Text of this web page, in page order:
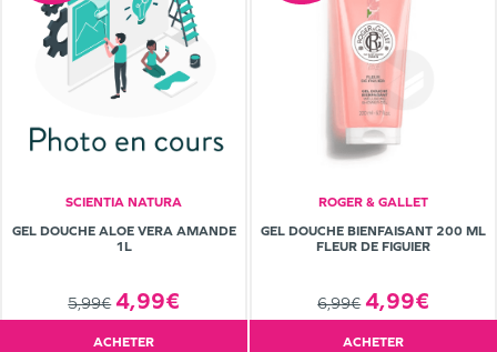
SCIENTIA NATURA
GEL DOUCHE ALOE VERA AMANDE
1L
5,99€ 4,99€
ACHETER
ROGER & GALLET
GEL DOUCHE BIENFAISANT 200 ML
FLEUR DE FIGUIER
6,99€ 4,99€
ACHETER